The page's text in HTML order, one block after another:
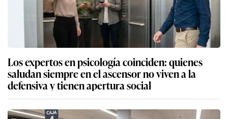
Los expertos en psicología coinciden: quienes
saludan siempre en el ascensor no viven a la
defensiva y tienen apertura social